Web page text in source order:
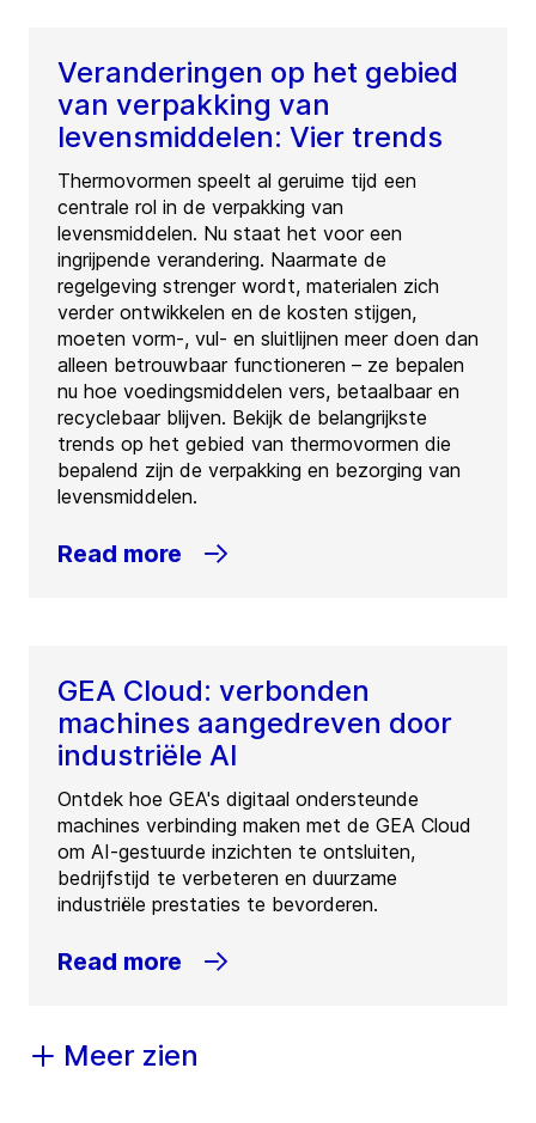
Veranderingen op het gebied
van verpakking van
levensmiddelen: Vier trends
Thermovormen speelt al geruime tijd een
centrale rol in de verpakking van
levensmiddelen. Nu staat het voor een
ingrijpende verandering. Naarmate de
regelgeving strenger wordt, materialen zich
verder ontwikkelen en de kosten stijgen,
moeten vorm-, vul- en sluitlijnen meer doen dan
alleen betrouwbaar functioneren – ze bepalen
nu hoe voedingsmiddelen vers, betaalbaar en
recyclebaar blijven. Bekijk de belangrijkste
trends op het gebied van thermovormen die
bepalend zijn de verpakking en bezorging van
levensmiddelen.
Read more
GEA Cloud: verbonden
machines aangedreven door
industriële AI
Ontdek hoe GEA's digitaal ondersteunde
machines verbinding maken met de GEA Cloud
om AI-gestuurde inzichten te ontsluiten,
bedrijfstijd te verbeteren en duurzame
industriële prestaties te bevorderen.
Read more
Meer zien